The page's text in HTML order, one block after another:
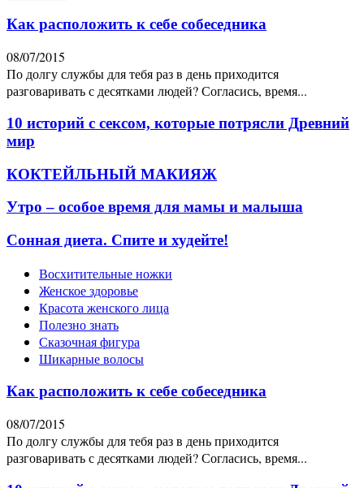
Как расположить к себе собеседника
08/07/2015
По долгу службы для тебя раз в день приходится
разговаривать с десятками людей? Согласись, время...
10 историй с сексом, которые потрясли Древний
мир
КОКТЕЙЛЬНЫЙ МАКИЯЖ
Утро – особое время для мамы и малыша
Сонная диета. Спите и худейте!
Восхитительные ножки
Женское здоровье
Красота женского лица
Полезно знать
Сказочная фигура
Шикарные волосы
Как расположить к себе собеседника
08/07/2015
По долгу службы для тебя раз в день приходится
разговаривать с десятками людей? Согласись, время...